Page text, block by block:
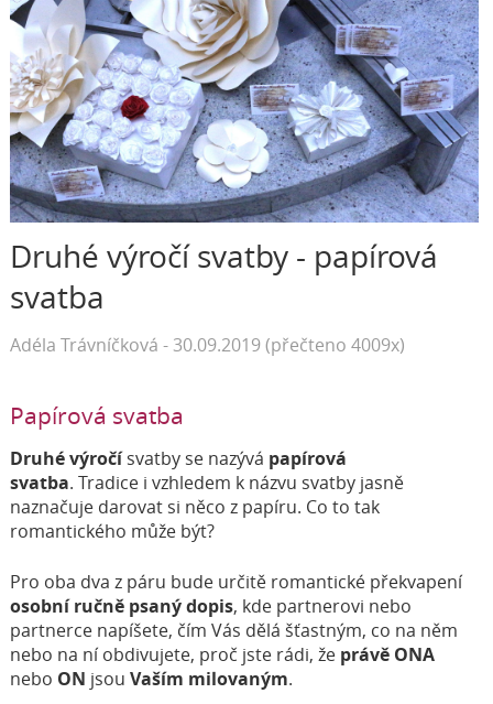
Druhé výročí svatby - papírová
svatba
Adéla Trávníčková - 30.09.2019 (přečteno 4009x)
Papírová svatba
Druhé výročísvatby se nazývá papírová
svatba. Tradice i vzhledem k názvu svatby jasně
naznačuje darovat si něco z papíru. Co to tak
romantického může být?
Pro oba dva z páru bude určitě romantické překvapení
osobní ručně psaný dopis, kde partnerovi nebo
partnerce napíšete, čím Vás dělá šťastným, co na něm
nebo na ní obdivujete, proč jste rádi, že právě ONA
nebo ON jsou Vaším milovaným.